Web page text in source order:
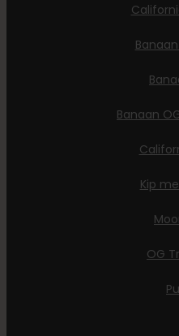
Banaan
Kip
OG